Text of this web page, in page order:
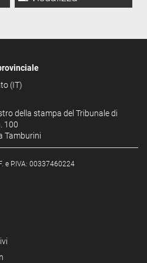
(IT)
della stampa del Tribunale di
100
Tamburini
e P.IVA: 00337460224